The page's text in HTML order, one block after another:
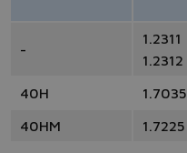
-
1.2311
1.2312
40H 1.7035
40HM
1.7225